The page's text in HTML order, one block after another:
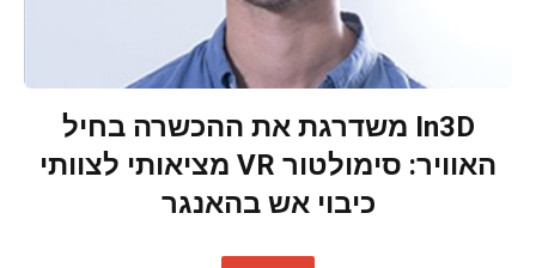
In3D משדרגת את ההכשרה בחיל
האוויר: סימולטור VR מציאותי לצוותי
כיבוי אש בהאנגר